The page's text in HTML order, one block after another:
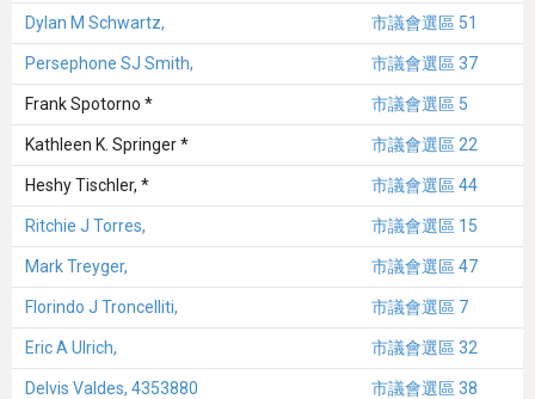
Dylan M Schwartz, 市議會選區 51
Persephone SJ Smith, 市議會選區 37
Frank Spotorno * 市議會選區 5
Kathleen K. Springer * 市議會選區 22
Heshy Tischler, * 市議會選區 44
Ritchie J Torres, 市議會選區 15
Mark Treyger, 市議會選區 47
Florindo J Troncelliti, 市議會選區 7
Eric A Ulrich, 市議會選區 32
Delvis Valdes, 4353880 市議會選區 38